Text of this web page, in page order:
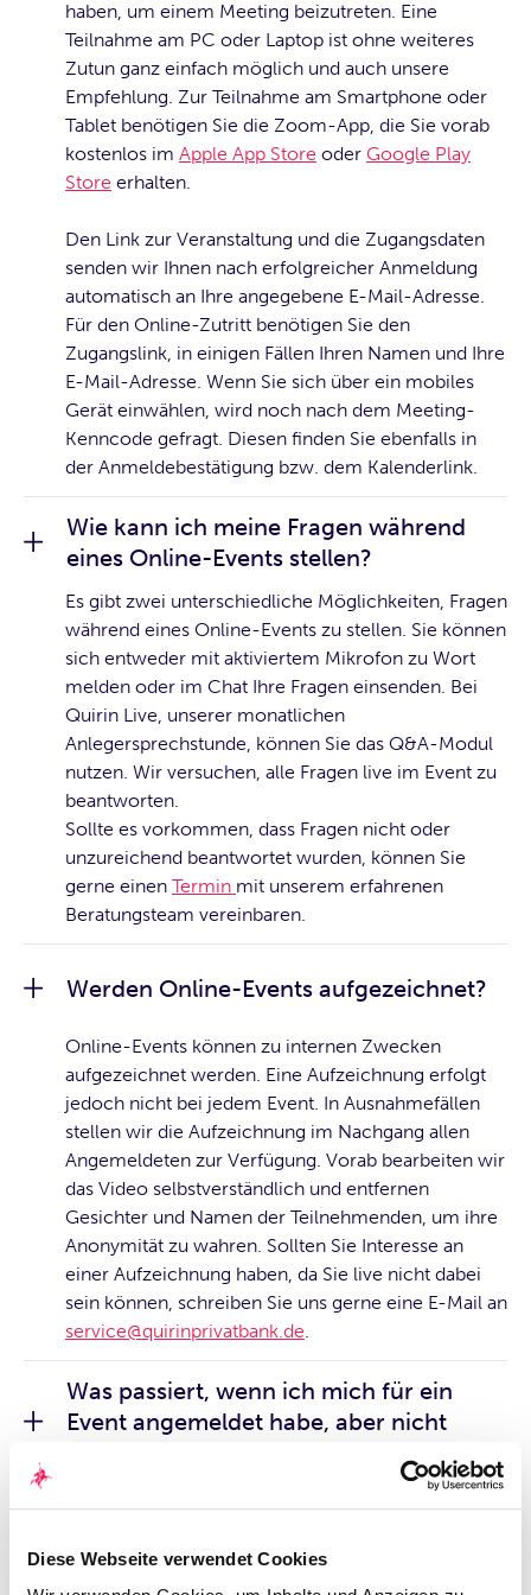
Diese Webseite verwendet Cookies
haben, um einem Meeting beizutreten. Eine
Teilnahme am PC oder Laptop ist ohne weiteres
Zutun ganz einfach möglich und auch unsere
Empfehlung. Zur Teilnahme am Smartphone oder
Tablet benötigen Sie die Zoom-App, die Sie vorab
kostenlos im Apple App Store oder Google Play
Store erhalten.
Den Link zur Veranstaltung und die Zugangsdaten
senden wir Ihnen nach erfolgreicher Anmeldung
automatisch an Ihre angegebene E-Mail-Adresse.
Für den Online-Zutritt benötigen Sie den
Zugangslink, in einigen Fällen Ihren Namen und Ihre
E-Mail-Adresse. Wenn Sie sich über ein mobiles
Gerät einwählen, wird noch nach dem Meeting-
Kenncode gefragt. Diesen finden Sie ebenfalls in
der Anmeldebestätigung bzw. dem Kalenderlink.
Wie kann ich meine Fragen während
eines Online-Events stellen?
Es gibt zwei unterschiedliche Möglichkeiten, Fragen
während eines Online-Events zu stellen. Sie können
sich entweder mit aktiviertem Mikrofon zu Wort
melden oder im Chat Ihre Fragen einsenden. Bei
Quirin Live, unserer monatlichen
Anlegersprechstunde, können Sie das Q&A-Modul
nutzen. Wir versuchen, alle Fragen live im Event zu
beantworten.
Sollte es vorkommen, dass Fragen nicht oder
unzureichend beantwortet wurden, können Sie
gerne einen Termin mit unserem erfahrenen
Beratungsteam vereinbaren.
Werden Online-Events aufgezeichnet?
Online-Events können zu internen Zwecken
aufgezeichnet werden. Eine Aufzeichnung erfolgt
jedoch nicht bei jedem Event. In Ausnahmefällen
stellen wir die Aufzeichnung im Nachgang allen
Angemeldeten zur Verfügung. Vorab bearbeiten wir
das Video selbstverständlich und entfernen
Gesichter und Namen der Teilnehmenden, um ihre
Anonymität zu wahren. Sollten Sie Interesse an
einer Aufzeichnung haben, da Sie live nicht dabei
sein können, schreiben Sie uns gerne eine E-Mail an
service@quirinprivatbank.de
Was passiert, wenn ich mich für ein
Event angemeldet habe, aber nicht
Wenn Sie sich für ein Event angemeldet haben, aber
so früh wie möglich per E-Mail an